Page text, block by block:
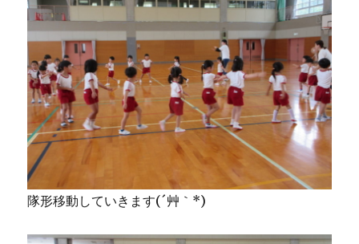
隊形移動していきます(´艸｀*)